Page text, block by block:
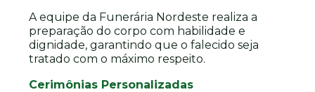
A equipe da Funerária Nordeste realiza a
preparação do corpo com habilidade e
dignidade, garantindo que o falecido seja
tratado com o máximo respeito.
Cerimônias Personalizadas